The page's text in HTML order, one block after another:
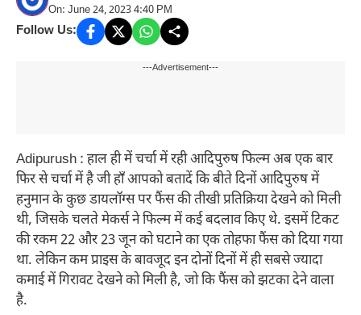
On: June 24, 2023 4:40 PM
Follow Us:
---Advertisement---
Adipurush : हाल ही में चर्चा में रही आदिपुरुष फिल्म अब एक बार
फिर से चर्चा में है जी हाँ आपको बतादें कि बीते दिनों आदिपुरुष में
हनुमान के कुछ डायलॉग्स पर फैंस की तीखी प्रतिक्रिया देखने को मिली
थी, जिसके चलते मेकर्स ने फिल्म में कई बदलाव किए थे. इसमें टिकट
की रकम 22 और 23 जून को घटाने का एक तोहफा फैंस को दिया गया
था. लेकिन कम प्राइस के बावजूद इन दोनों दिनों में ही सबसे ज्यादा
कमाई में गिरावट देखने को मिली है, जो कि फैंस को झटका देने वाला
है.